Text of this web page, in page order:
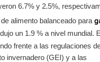
6.7% y 2.5%,
alimento balanceado para
un 1.9 % a nivel mundial.
frente a las regulaciones
invernadero (GEI) y a las